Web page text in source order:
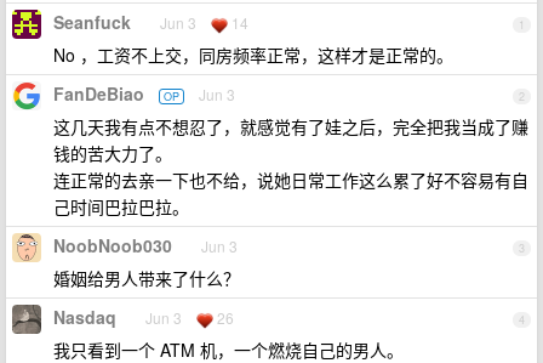
1
Seanfuck Jun 3 14
No ，工资不上交，同房频率正常，这样才是正常的。
2
FanDeBiao OP Jun 3
这几天我有点不想忍了，就感觉有了娃之后，完全把我当成了赚
钱的苦大力了。
连正常的去亲一下也不给，说她日常工作这么累了好不容易有自
己时间巴拉巴拉。
3
NoobNoob030 Jun 3
婚姻给男人带来了什么？
4
Nasdaq Jun 3 26
我只看到一个 ATM 机，一个燃烧自己的男人。